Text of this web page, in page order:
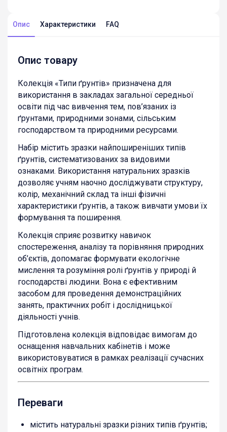
Опис Характеристики FAQ
Опис товару
Колекція «Типи ґрунтів» призначена для
використання в закладах загальної середньої
освіти під час вивчення тем, пов’язаних із
ґрунтами, природними зонами, сільським
господарством та природними ресурсами.
Набір містить зразки найпоширеніших типів
ґрунтів, систематизованих за видовими
ознаками. Використання натуральних зразків
дозволяє учням наочно досліджувати структуру,
колір, механічний склад та інші фізичні
характеристики ґрунтів, а також вивчати умови їх
формування та поширення.
Колекція сприяє розвитку навичок
спостереження, аналізу та порівняння природних
об’єктів, допомагає формувати екологічне
мислення та розуміння ролі ґрунтів у природі й
господарстві людини. Вона є ефективним
засобом для проведення демонстраційних
занять, практичних робіт і дослідницької
діяльності учнів.
Підготовлена колекція відповідає вимогам до
оснащення навчальних кабінетів і може
використовуватися в рамках реалізації сучасних
освітніх програм.
Переваги
містить натуральні зразки різних типів ґрунтів;